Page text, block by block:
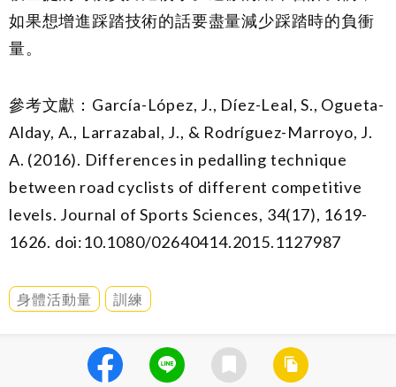
如果想增進踩踏技術的話要盡量減少踩踏時的負衝
量。
參考文獻：García-López, J., Díez-Leal, S., Ogueta-
Alday, A., Larrazabal, J., & Rodríguez-Marroyo, J.
A. (2016). Differences in pedalling technique
between road cyclists of different competitive
levels. Journal of Sports Sciences, 34(17), 1619-
1626. doi:10.1080/02640414.2015.1127987
身體活動量 訓練